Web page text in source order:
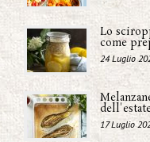
Lo
come
24 Luglio
17 Luglio